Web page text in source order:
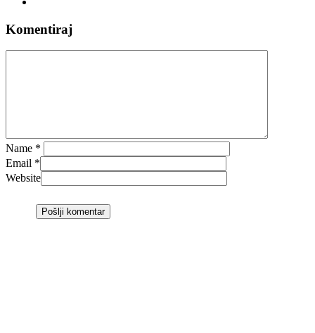
Komentiraj
Name *
Email *
Website